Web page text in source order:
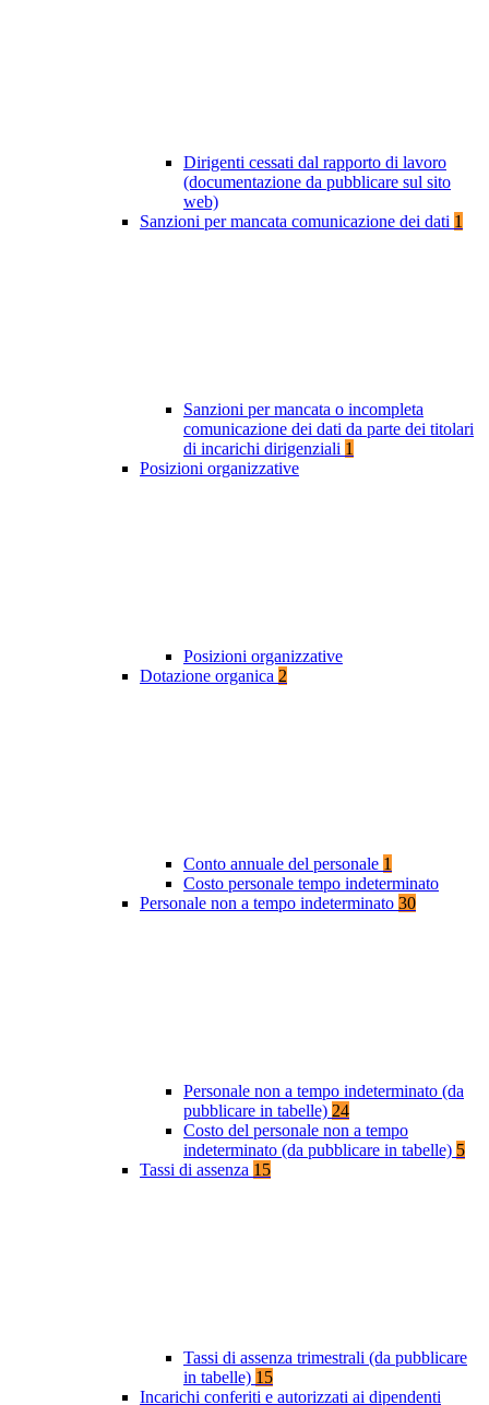
Dirigenti cessati dal rapporto di lavoro
(documentazione da pubblicare sul sito
web)
Sanzioni per mancata comunicazione dei dati 1
Sanzioni per mancata o incompleta
comunicazione dei dati da parte dei titolari
di incarichi dirigenziali 1
Posizioni organizzative
Posizioni organizzative
Dotazione organica 2
Conto annuale del personale 1
Costo personale tempo indeterminato
Personale non a tempo indeterminato 30
Personale non a tempo indeterminato (da
pubblicare in tabelle) 24
Costo del personale non a tempo
indeterminato (da pubblicare in tabelle) 5
Tassi di assenza 15
Tassi di assenza trimestrali (da pubblicare
in tabelle) 15
Incarichi conferiti e autorizzati ai dipendenti